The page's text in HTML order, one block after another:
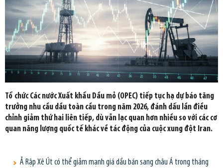
Tổ chức Các nước Xuất khẩu Dầu mỏ (OPEC) tiếp tục hạ dự báo tăng
trưởng nhu cầu dầu toàn cầu trong năm 2026, đánh dấu lần điều
chỉnh giảm thứ hai liên tiếp, dù vẫn lạc quan hơn nhiều so với các cơ
quan năng lượng quốc tế khác về tác động của cuộc xung đột Iran.
Ả Rập Xê Út có thể giảm mạnh giá dầu bán sang châu Á trong tháng